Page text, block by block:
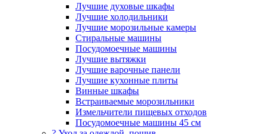
Лучшие духовые шкафы
Лучшие холодильники
Лучшие морозильные камеры
Стиральные машины
Посудомоечные машины
Лучшие вытяжки
Лучшие варочные панели
Лучшие кухонные плиты
Винные шкафы
Встраиваемые морозильники
Измельчители пищевых отходов
Посудомоечные машины 45 см